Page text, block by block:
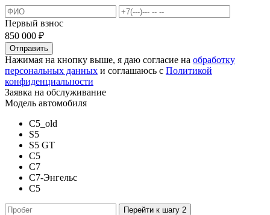
Первый взнос
850 000 ₽
Отправить
Нажимая на кнопку выше, я даю согласие на обработку
персональных данных и соглашаюсь с Политикой
конфиденциальности
Заявка на обслуживание
Модель автомобиля
C5_old
S5
S5 GT
C5
C7
C7-Энгельс
C5
Перейти к шагу 2